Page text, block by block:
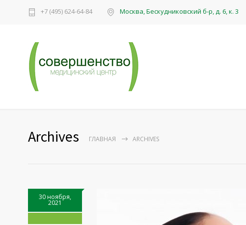
+7 (495) 624-64-84 Москва, Бескудниковский б-р, д. 6, к. 3
Archives ГЛАВНАЯ ARCHIVES
30 ноября,
2021